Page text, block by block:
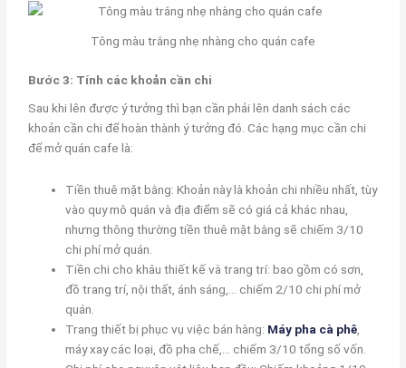
Tông màu trắng nhẹ nhàng cho quán cafe
Bước 3: Tính các khoản cần chi
Sau khi lên được ý tưởng thì bạn cần phải lên danh sách các
khoản cần chi để hoàn thành ý tưởng đó. Các hạng mục cần chi
để mở quán cafe là:
Tiền thuê mặt bằng: Khoản này là khoản chi nhiều nhất, tùy
vào quy mô quán và địa điểm sẽ có giá cả khác nhau,
nhưng thông thường tiền thuê mặt bằng sẽ chiếm 3/10
chi phí mở quán.
Tiền chi cho khâu thiết kế và trang trí: bao gồm có sơn,
đồ trang trí, nội thất, ánh sáng,… chiếm 2/10 chi phí mở
quán.
Trang thiết bị phục vụ việc bán hàng: Máy pha cà phê,
máy xay các loại, đồ pha chế,… chiếm 3/10 tổng số vốn.